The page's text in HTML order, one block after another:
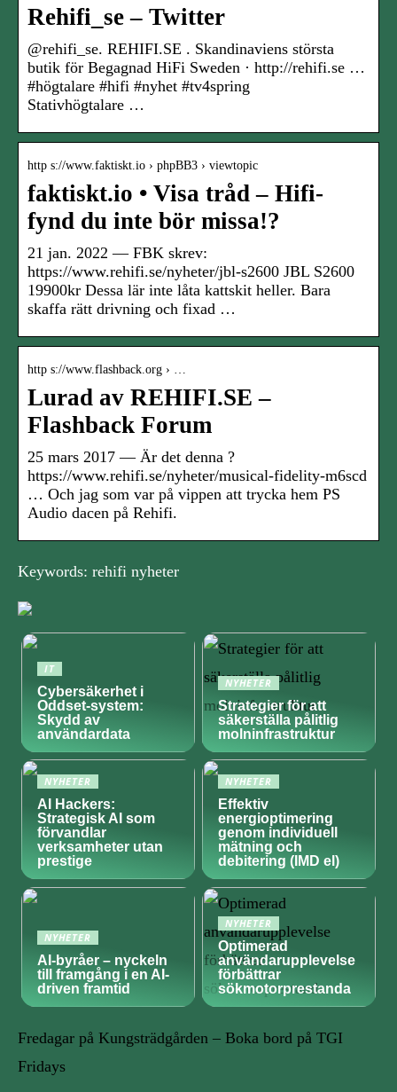
Rehifi_se – Twitter
@rehifi_se. REHIFI.SE . Skandinaviens största
butik för Begagnad HiFi Sweden · http://rehifi.se …
#högtalare #hifi #nyhet #tv4spring
Stativhögtalare …
http s://www.faktiskt.io › phpBB3 › viewtopic
faktiskt.io • Visa tråd – Hifi-
fynd du inte bör missa!?
21 jan. 2022 — FBK skrev:
https://www.rehifi.se/nyheter/jbl-s2600 JBL S2600
19900kr Dessa lär inte låta kattskit heller. Bara
skaffa rätt drivning och fixad …
http s://www.flashback.org › …
Lurad av REHIFI.SE –
Flashback Forum
25 mars 2017 — Är det denna ?
https://www.rehifi.se/nyheter/musical-fidelity-m6scd
… Och jag som var på vippen att trycka hem PS
Audio dacen på Rehifi.
Keywords: rehifi nyheter
IT
Cybersäkerhet i
Oddset-system:
Skydd av
användardata
NYHETER
Strategier för att
säkerställa pålitlig
molninfrastruktur
NYHETER
AI Hackers:
Strategisk AI som
förvandlar
verksamheter utan
prestige
NYHETER
Effektiv
energioptimering
genom individuell
mätning och
debitering (IMD el)
NYHETER
AI-byråer – nyckeln
till framgång i en AI-
driven framtid
NYHETER
Optimerad
användarupplevelse
förbättrar
sökmotorprestanda
Fredagar på Kungsträdgården – Boka bord på TGI
Fridays